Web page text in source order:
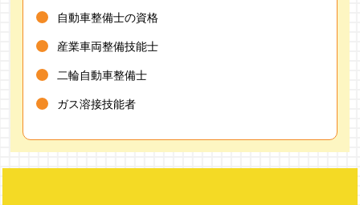
自動車整備士の資格
産業車両整備技能士
二輪自動車整備士
ガス溶接技能者